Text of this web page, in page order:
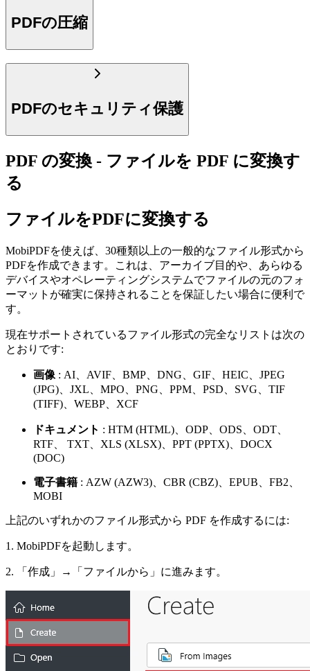
PDFの圧縮
PDFのセキュリティ保護
PDF の変換 - ファイルを PDF に変換す
る
ファイルをPDFに変換する
MobiPDFを使えば、30種類以上の一般的なファイル形式から
PDFを作成できます。これは、アーカイブ目的や、あらゆる
デバイスやオペレーティングシステムでファイルの元のフォ
ーマットが確実に保持されることを保証したい場合に便利で
す。
現在サポートされているファイル形式の完全なリストは次の
とおりです:
画像 : AI、AVIF、BMP、DNG、GIF、HEIC、JPEG
(JPG)、JXL、MPO、PNG、PPM、PSD、SVG、TIF
(TIFF)、WEBP、XCF
ドキュメント : HTM (HTML)、ODP、ODS、ODT、
RTF、 TXT、XLS (XLSX)、PPT (PPTX)、DOCX
(DOC)
電子書籍 : AZW (AZW3)、CBR (CBZ)、EPUB、FB2、
MOBI
上記のいずれかのファイル形式から PDF を作成するには:
1. MobiPDFを起動します。
2. 「作成」→「ファイルから」に進みます。